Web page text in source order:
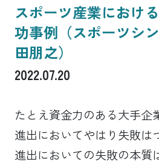
スポーツ産業におけ
功事例（スポーツシ
田朋之）
2022.07.20
たとえ資金力のある大手企
進出においてやはり失敗は
進出においての失敗の本質